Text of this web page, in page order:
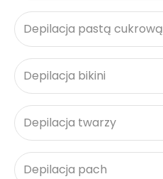
Depilacja pastą cukrową
Depilacja bikini
Depilacja twarzy
Depilacja pach